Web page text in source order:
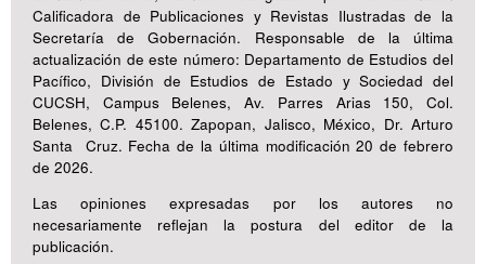
Calificadora de Publicaciones y Revistas Ilustradas de la
Secretaría de Gobernación. Responsable de la última
actualización de este número: Departamento de Estudios del
Pacífico, División de Estudios de Estado y Sociedad del
CUCSH, Campus Belenes, Av. Parres Arias 150, Col.
Belenes, C.P. 45100. Zapopan, Jalisco, México, Dr. Arturo
Santa Cruz. Fecha de la última modificación 20 de febrero
de 2026.
Las opiniones expresadas por los autores no
necesariamente reflejan la postura del editor de la
publicación.